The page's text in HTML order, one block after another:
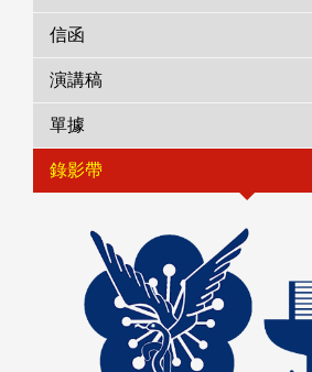
信函
演講稿
單據
錄影帶